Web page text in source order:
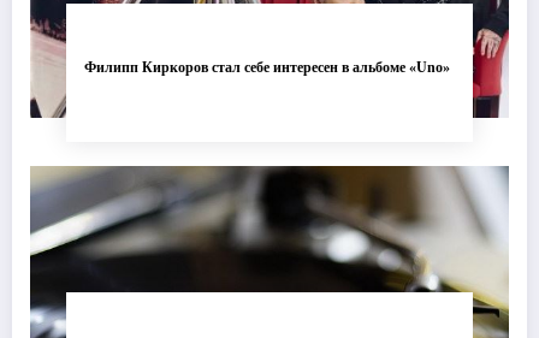
Филипп Киркоров стал себе интересен в альбоме «Uno»